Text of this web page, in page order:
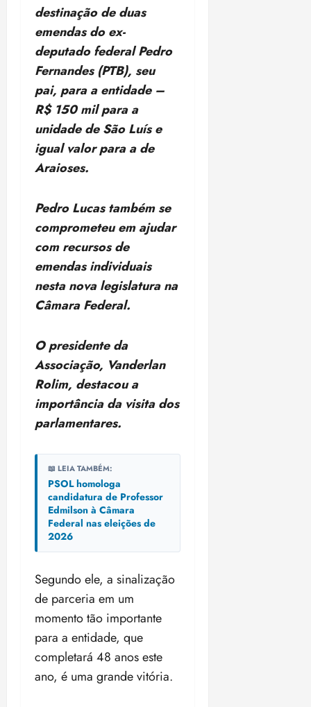
destinação de duas
emendas do ex-
deputado federal Pedro
Fernandes (PTB), seu
pai, para a entidade –
R$ 150 mil para a
unidade de São Luís e
igual valor para a de
Araioses.
Pedro Lucas também se
comprometeu em ajudar
com recursos de
emendas individuais
nesta nova legislatura na
Câmara Federal.
O presidente da
Associação, Vanderlan
Rolim, destacou a
importância da visita dos
parlamentares.
📖 LEIA TAMBÉM:
PSOL homologa
candidatura de Professor
Edmilson à Câmara
Federal nas eleições de
2026
Segundo ele, a sinalização
de parceria em um
momento tão importante
para a entidade, que
completará 48 anos este
ano, é uma grande vitória.